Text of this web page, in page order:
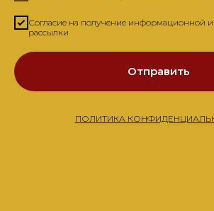
Согласие на получение информационной
рассылки
Отправить
ПОЛИТИКА